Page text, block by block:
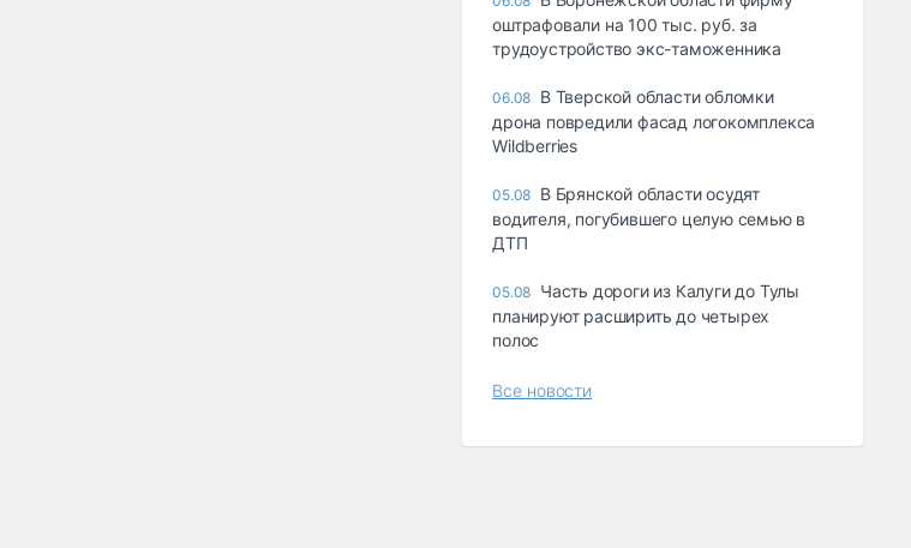
оштрафовали на 100 тыс. руб. за
трудоустройство экс-таможенника
06.08 В Тверской области обломки
дрона повредили фасад логокомплекса
Wildberries
05.08 В Брянской области осудят
водителя, погубившего целую семью в
ДТП
05.08 Часть дороги из Калуги до Тулы
планируют расширить до четырех
полос
Все новости